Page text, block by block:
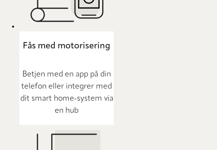
Fås med motorisering
Betjen med en app på din
telefon eller integrer med
dit smart home-system via
en hub